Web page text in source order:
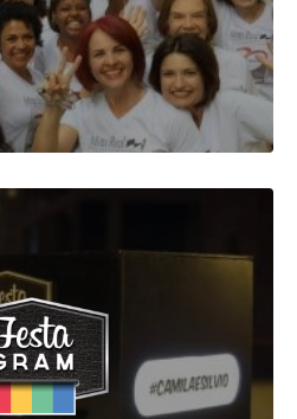
Strategy
MAIS
Development
Development